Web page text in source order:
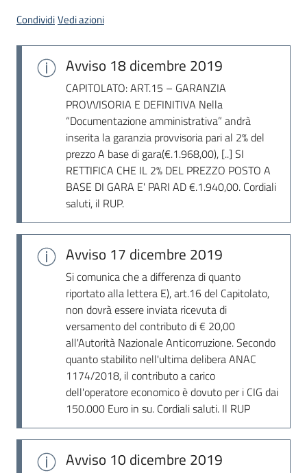
Piattaforme
telematiche
site
CondividiVedi azioni
Avviso 18 dicembre 2019
CAPITOLATO: ART.15 – GARANZIA
PROVVISORIA E DEFINITIVA Nella
“Documentazione amministrativa” andrà
inserita la garanzia provvisoria pari al 2% del
prezzo A base di gara(€.1.968,00), [..] SI
RETTIFICA CHE IL 2% DEL PREZZO POSTO A
BASE DI GARA E' PARI AD €.1.940,00. Cordiali
saluti, il RUP.
Avviso 17 dicembre 2019
Si comunica che a differenza di quanto
riportato alla lettera E), art.16 del Capitolato,
non dovrà essere inviata ricevuta di
versamento del contributo di € 20,00
all'Autorità Nazionale Anticorruzione. Secondo
quanto stabilito nell'ultima delibera ANAC
1174/2018, il contributo a carico
dell'operatore economico è dovuto per i CIG dai
150.000 Euro in su. Cordiali saluti. Il RUP
Avviso 10 dicembre 2019